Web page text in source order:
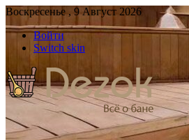
Воскресенье , 9 Август 2026
Войти
Switch skin